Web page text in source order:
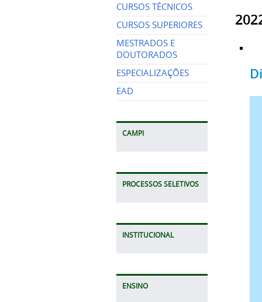
CURSOS TÉCNICOS
CURSOS SUPERIORES
MESTRADOS E
DOUTORADOS
ESPECIALIZAÇÕES
EAD
CAMPI
PROCESSOS SELETIVOS
INSTITUCIONAL
ENSINO